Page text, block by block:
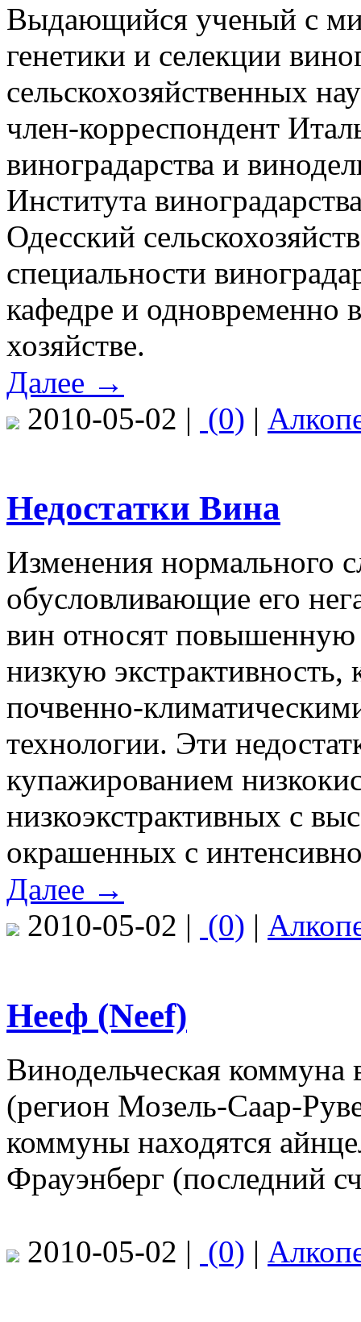
Выдающийся ученый с
генетики и селекции
сельскохозяйственных
член-корреспондент
виноградарства и
Института
Одесский
специальности
кафедре и одновременно
хозяйстве.
Далее →
2010-05-02 | (0) |
Недостатки Вина
Изменения нормального
обусловливающие его
вин относят
низкую экстрактивность,
почвенно-
технологии. Эти
купажированием
низкоэкстрактивных с
окрашенных с
Далее →
2010-05-02 | (0) |
Нееф (Neef)
Винодельческая коммуна
(регион Мозель-Саар-
коммуны находятся
Фрауэнберг (последний
2010-05-02 | (0) |